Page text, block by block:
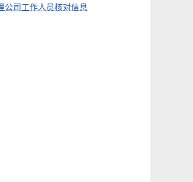
公司工作人员核对信息